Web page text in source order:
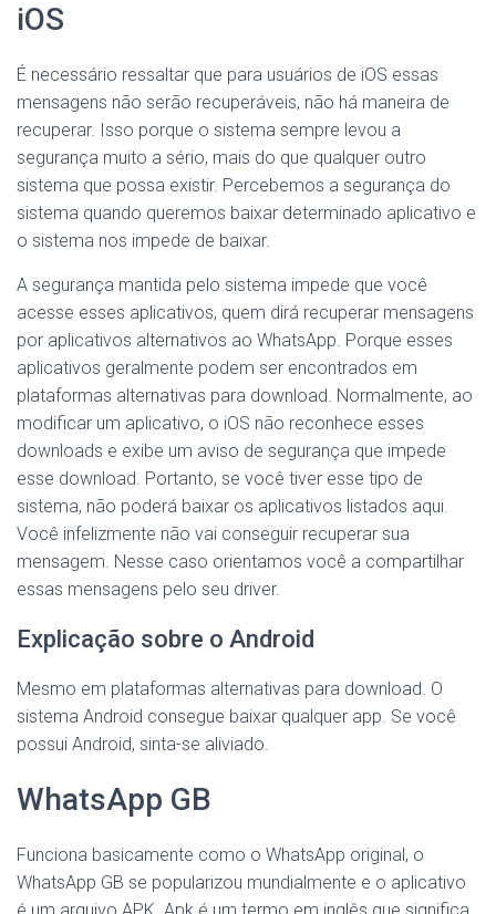
iOS
É necessário ressaltar que para usuários de iOS essas
mensagens não serão recuperáveis, não há maneira de
recuperar. Isso porque o sistema sempre levou a
segurança muito a sério, mais do que qualquer outro
sistema que possa existir. Percebemos a segurança do
sistema quando queremos baixar determinado aplicativo e
o sistema nos impede de baixar.
A segurança mantida pelo sistema impede que você
acesse esses aplicativos, quem dirá recuperar mensagens
por aplicativos alternativos ao WhatsApp. Porque esses
aplicativos geralmente podem ser encontrados em
plataformas alternativas para download. Normalmente, ao
modificar um aplicativo, o iOS não reconhece esses
downloads e exibe um aviso de segurança que impede
esse download. Portanto, se você tiver esse tipo de
sistema, não poderá baixar os aplicativos listados aqui.
Você infelizmente não vai conseguir recuperar sua
mensagem. Nesse caso orientamos você a compartilhar
essas mensagens pelo seu driver.
Explicação sobre o Android
Mesmo em plataformas alternativas para download. O
sistema Android consegue baixar qualquer app. Se você
possui Android, sinta-se aliviado.
WhatsApp GB
Funciona basicamente como o WhatsApp original, o
WhatsApp GB se popularizou mundialmente e o aplicativo